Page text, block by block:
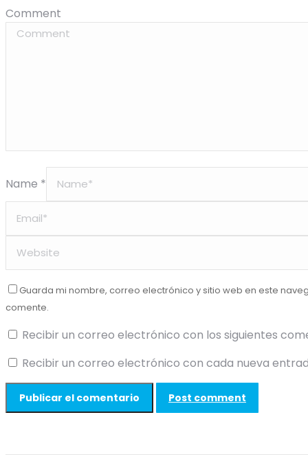
Comment
Name *
Guarda mi nombre, correo electrónico y sitio web en este
comente.
Recibir un correo electrónico con los siguientes
Recibir un correo electrónico con cada nueva
Post comment